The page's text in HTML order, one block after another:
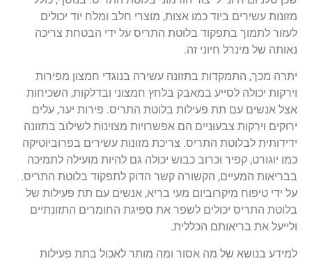
מזונות עשירים ביוד כמו אצות, מוצרי חלב ומלח יוד יכולים
לעזור לתמוך בתפקוד בלוטת התריס על ידי הבטחת צריכה
נאותה של מינרל חיוני זה.
יתרה מכך, התמקדות בתזונה עשירה בנוגדי חמצון מפירות
וירקות יכולה לסייע במאבק בלחץ חמצוני ובדלקות, השכיחות
אצל אנשים עם תת פעילות בלוטת התריס. פירות יער, עלים
ירוקים וירקות צבעוניים הם אפשרויות מצוינות לשילוב בתזונה
ידידותית לבלוטת התריס. צריכת מזונות עשירים בפרוביוטיקה
כמו יוגורט, קפיר וכרוב כבוש יכולה גם להיות מועילה לתמיכה
בבריאות המעיים, הקשורה קשר הדוק לתפקוד בלוטת התריס.
על ידי טיפוח מיקרוביום מעי בריא, אנשים עם תת פעילות של
בלוטת התריס יכולים לשפר את ספיגת החומרים התזונתיים
ולייעל את בריאותם הכללית.
למידע בנושא של מה אסור ומה מותר לאכול בתת פעילות